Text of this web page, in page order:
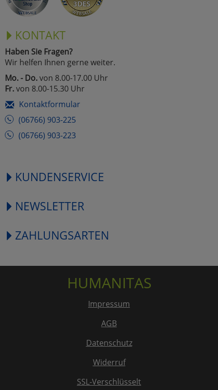
KONTAKT
Haben Sie Fragen?
Wir helfen Ihnen gerne weiter.
Mo. - Do.von 8.00-17.00 Uhr
Fr.von 8.00-15.30 Uhr
Kontaktformular
(06766) 903-225
(06766) 903-223
KUNDENSERVICE
NEWSLETTER
ZAHLUNGSARTEN
HUMANITAS
Impressum
AGB
Datenschutz
Widerruf
SSL-Verschlüsselt